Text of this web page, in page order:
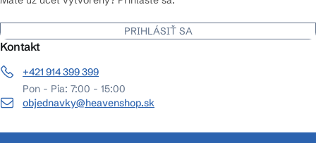
PRIHLÁSIŤ SA
Kontakt
+421 914 399 399
Pon - Pia: 7:00 - 15:00
objednavky@heavenshop.sk